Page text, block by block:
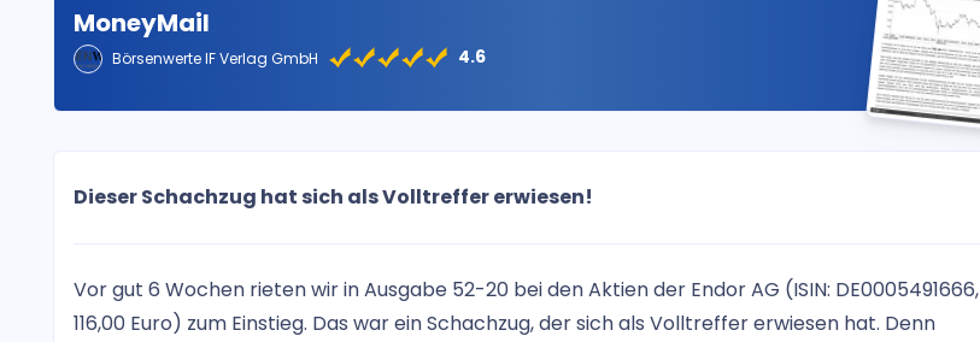
MoneyMail
Börsenwerte IF Verlag GmbH 4.6
Dieser Schachzug hat sich als Volltreffer erwiesen!
Vor gut 6 Wochen rieten wir in Ausgabe 52-20 bei den Aktien der Endor AG (ISIN: DE0005491666,
116,00 Euro) zum Einstieg. Das war ein Schachzug, der sich als Volltreffer erwiesen hat. Denn